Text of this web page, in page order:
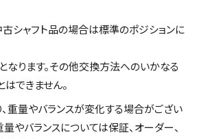
古シャフト品の場合は標準のポジションに
なります。その他交換方法へのいかなる
できません。
、重量やバランスが変化する場合がござい
やバランスについては保証、オーダー、